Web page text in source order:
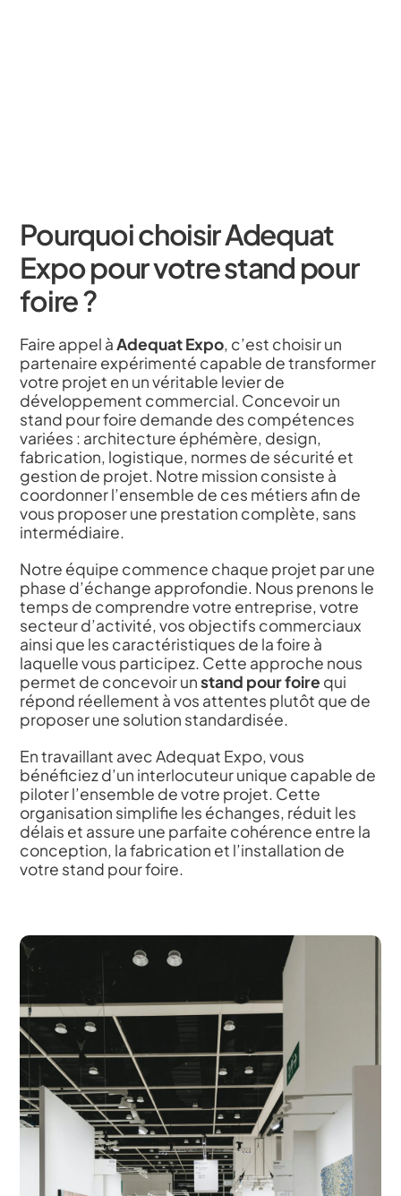
Pourquoi choisir Adequat
Expo pour votre stand pour
foire ?
Faire appel àAdequat Expo, c’est choisir un
partenaire expérimenté capable de transformer
votre projet en un véritable levier de
développement commercial. Concevoir un
stand pour foire demande des compétences
variées : architecture éphémère, design,
fabrication, logistique, normes de sécurité et
gestion de projet. Notre mission consiste à
coordonner l’ensemble de ces métiers afin de
vous proposer une prestation complète, sans
intermédiaire.
Notre équipe commence chaque projet par une
phase d’échange approfondie. Nous prenons le
temps de comprendre votre entreprise, votre
secteur d’activité, vos objectifs commerciaux
ainsi que les caractéristiques de la foire à
laquelle vous participez. Cette approche nous
permet de concevoir unstand pour foire qui
répond réellement à vos attentes plutôt que de
proposer une solution standardisée.
En travaillant avec Adequat Expo, vous
bénéficiez d’un interlocuteur unique capable de
piloter l’ensemble de votre projet. Cette
organisation simplifie les échanges, réduit les
délais et assure une parfaite cohérence entre la
conception, la fabrication et l’installation de
votre stand pour foire.